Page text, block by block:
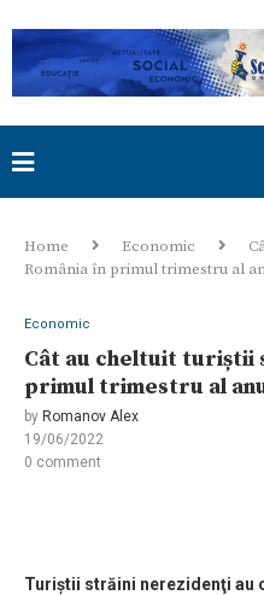
Home Economic
România în primul trimestru al
Economic
Cât au cheltuit turiștii
primul trimestru al
by Romanov Alex
19/06/2022
0 comment
Turiştii străini nerezidenţi au